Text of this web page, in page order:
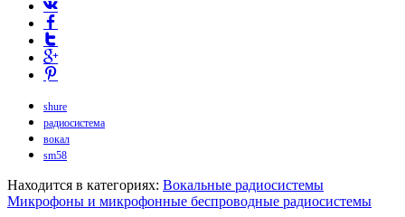
shure
радиосистема
вокал
sm58
Находится в категориях: Вокальные радиосистемы
Микрофоны и микрофонные беспроводные радиосистемы